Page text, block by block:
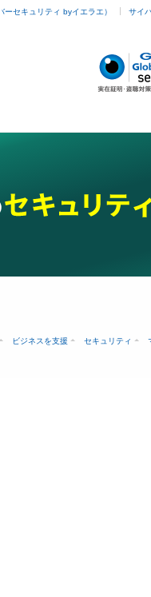
セキュリティ byイエラエ） サイ
ビジネスを支援 セキュリティ